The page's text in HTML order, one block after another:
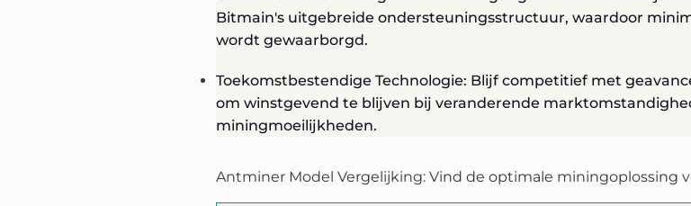
Bitmain's uitgebreide ondersteuningsstructuur, waardoor
wordt gewaarborgd.
Toekomstbestendige Technologie: Blijf competitief met
om winstgevend te blijven bij veranderende
miningmoeilijkheden.
Antminer Model Vergelijking: Vind de optimale miningoplossing